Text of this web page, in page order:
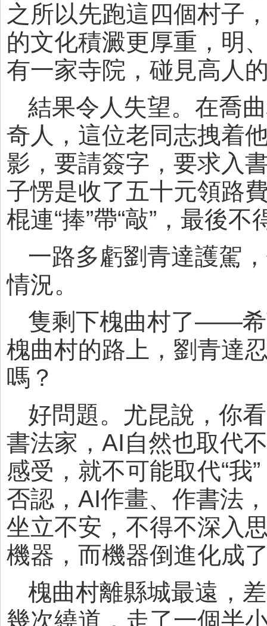
之所以先跑這四個村子
的文化積澱更厚重，明
有一家寺院，碰見高人
結果令人失望。在喬
奇人，這位老同志拽着
影，要請簽字，要求入
子愣是收了五十元領路
棍連“捧”帶“敲”，最後
一路多虧劉青達護駕
情況。
隻剩下槐曲村了——希
槐曲村的路上，劉青達
嗎？
好問題。尤昆說，你
書法家，AI自然也取代
感受，就不可能取代“我
否認，AI作畫、作書法
坐立不安，不得不深入
機器，而機器倒進化
槐曲村離縣城最遠，
幾次繞道，走了一個半